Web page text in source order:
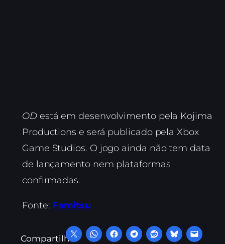
ODestá em desenvolvimento pela Kojima
Productions e será publicado pela Xbox
Game Studios. O jogo ainda não tem data
de lançamento nem plataformas
confirmadas.
Fonte: Famitsu
Compartilhe: